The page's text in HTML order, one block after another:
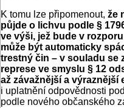
K tomu lze připomenout, že
půjde o lichvu podle §
ve výši, jež bude v
může být automaticky
trestný čin – v souladu se
represe ve smyslu § 12
až závažnější a výraznější
i uplatnění odpovědnosti
podle nového občanského